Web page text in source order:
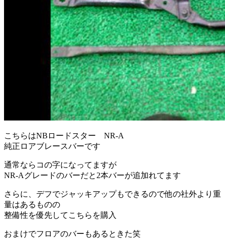
こちらはNBロードスター NR-A
純正ロアブレースバーです
通常ならコの字になってますが
NR-Aグレードのバーだと2本バーが追加れてます
さらに、デフでジャッキアップもできるので他の社外より重
量はあるものの
整備性を優先してこちらを購入
おまけでフロアのバーもあるときた笑